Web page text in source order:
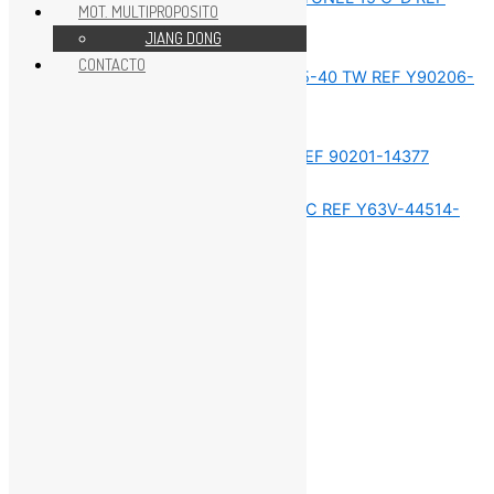
REPUESTOS MOTOR 15HP
MOT. MULTIPROPOSITO
JIANG DONG
CONTACTO